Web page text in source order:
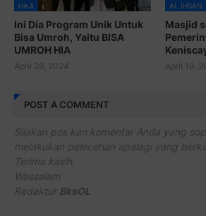
HAJI
Ini Dia Program Unik Untuk
Bisa Umroh, Yaitu BISA
UMROH HIA
April 28, 2024
AL IHSAN
Masjid
April 19,
POST A COMMENT
Silakan pos kan komentar Anda yang
melakukan pelecehan apalagi yang
Terima kasih.
Wassalam
Redaktur BksOL